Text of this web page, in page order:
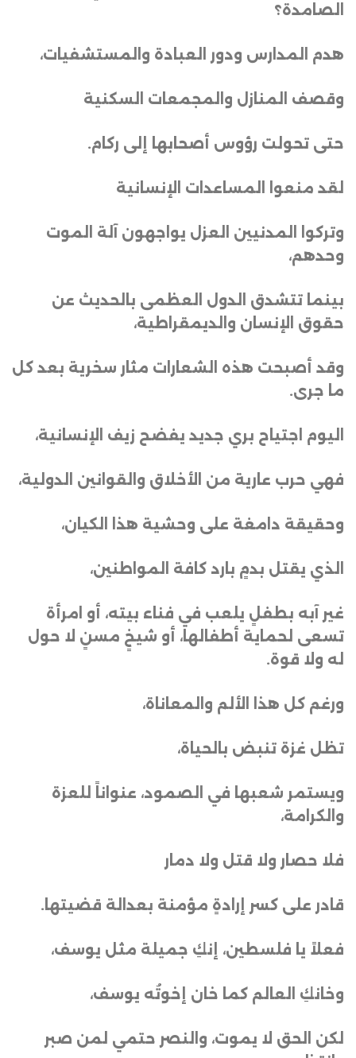
الصامدة؟
هدم المدارس ودور العبادة والمستشفيات،
وقصف المنازل والمجمعات السكنية
حتى تحولت رؤوس أصحابها إلى ركام.
لقد منعوا المساعدات الإنسانية
وتركوا المدنيين العزل يواجهون آلة الموت
وحدهم،
بينما تتشدق الدول العظمى بالحديث عن
حقوق الإنسان والديمقراطية،
وقد أصبحت هذه الشعارات مثار سخرية بعد كل
ما جرى.
اليوم اجتياح بري جديد يفضح زيف الإنسانية،
فهي حرب عارية من الأخلاق والقوانين الدولية،
وحقيقة دامغة على وحشية هذا الكيان،
الذي يقتل بدمٍ بارد كافة المواطنين،
غير آبه بطفلٍ يلعب في فناء بيته، أو امرأة
تسعى لحماية أطفالها، أو شيخٍ مسنٍ لا حول
له ولا قوة.
ورغم كل هذا الألم والمعاناة،
تظل غزة تنبض بالحياة،
ويستمر شعبها في الصمود، عنواناً للعزة
والكرامة،
فلا حصار ولا قتل ولا دمار
قادر على كسر إرادةٍ مؤمنة بعدالة قضيتها .
فعلاً يا فلسطين، إنكِ جميلة مثل يوسف،
وخانكِ العالم كما خان إخوتُه يوسف،
لكن الحق لا يموت، والنصر حتمي لمن صبر